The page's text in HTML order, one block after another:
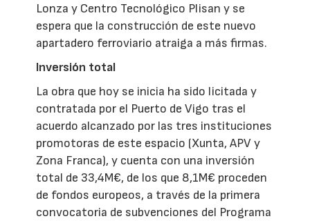
Lonza y Centro Tecnológico Plisan y se
espera que la construcción de este nuevo
apartadero ferroviario atraiga a más firmas.
Inversión total
La obra que hoy se inicia ha sido licitada y
contratada por el Puerto de Vigo tras el
acuerdo alcanzado por las tres instituciones
promotoras de este espacio (Xunta, APV y
Zona Franca), y cuenta con una inversión
total de 33,4M€, de los que 8,1M€ proceden
de fondos europeos, a través de la primera
convocatoria de subvenciones del Programa